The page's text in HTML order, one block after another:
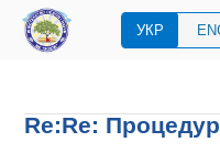
УКР
Re:Re: